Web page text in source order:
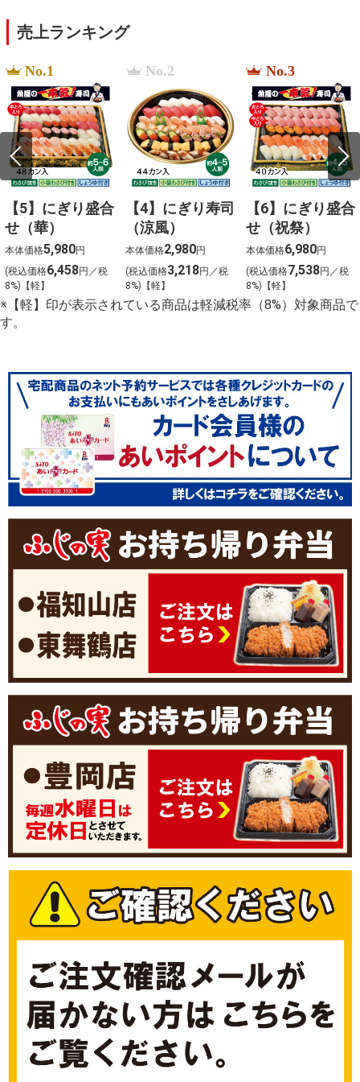
売上ランキング
No.1
【5】にぎり盛合
せ（華）
本体価格5,980円
(税込価格6,458円／税
8%)【軽】
No.2
【4】にぎり寿司
（涼風）
本体価格2,980円
(税込価格3,218円／税
8%)【軽】
No.3
【6】にぎり盛合
せ（祝祭）
本体価格6,980円
(税込価格7,538円／税
8%)【軽】
※【軽】印が表示されている商品は軽減税率（8%）対象商品で
す。